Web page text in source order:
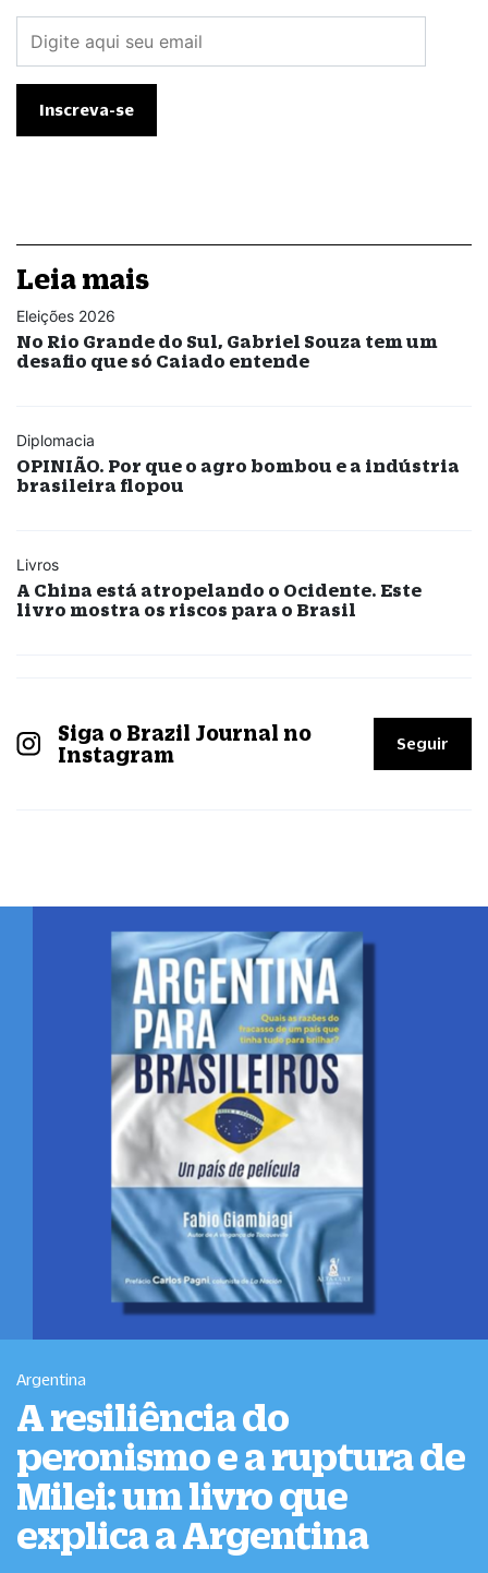
Leia mais
Eleições 2026
No Rio Grande do Sul, Gabriel Souza tem um
desafio que só Caiado entende
Diplomacia
OPINIÃO. Por que o agro bombou e a indústria
brasileira flopou
Livros
A China está atropelando o Ocidente. Este
livro mostra os riscos para o Brasil
Siga o Brazil Journal no
Instagram
Seguir
Argentina
A resiliência do
peronismo e a ruptura de
Milei: um livro que
explica a Argentina